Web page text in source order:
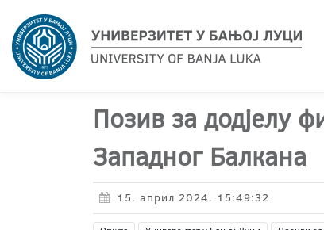
Позив за додјелу
Западног Балкана
15. април 2024. 15:49:32